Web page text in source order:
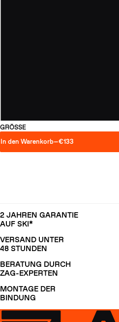
GRÖSSE
In den Warenkorb—€133
2 JAHREN GARANTIE
AUF SKI*
VERSAND UNTER
48 STUNDEN
BERATUNG DURCH
ZAG-EXPERTEN
MONTAGE DER
BINDUNG